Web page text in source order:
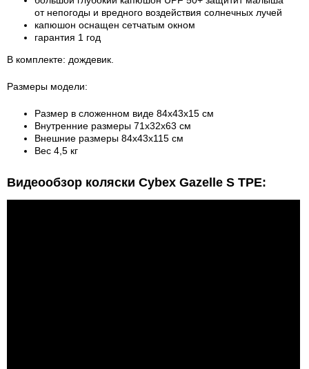
от непогоды и вредного воздействия солнечных лучей
капюшон оснащен сетчатым окном
гарантия 1 год
В комплекте: дождевик.
Размеры модели:
Размер в сложенном виде 84x43x15 см
Внутренние размеры 71x32x63 см
Внешние размеры 84x43x115 см
Вес 4,5 кг
Видеообзор коляски Cybex Gazelle S TPE: